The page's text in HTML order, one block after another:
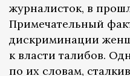
журналисток, в
Примечательный
дискриминации
к власти талибов.
по их словам,